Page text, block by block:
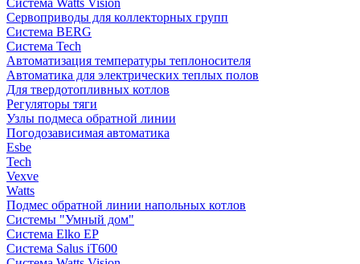
Сервоприводы для коллекторных групп
Система BERG
Система Tech
Автоматизация температуры теплоносителя
Автоматика для электрических теплых полов
Для твердотопливных котлов
Регуляторы тяги
Узлы подмеса обратной линии
Погодозависимая автоматика
Esbe
Tech
Vexve
Watts
Подмес обратной линии напольных котлов
Системы "Умный дом"
Система Elko EP
Система Salus iT600